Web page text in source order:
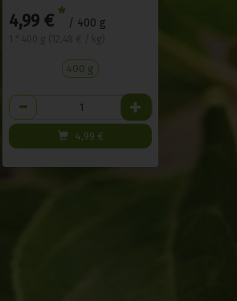
4,99 € * / 400 g
400 g
Anzahl
4,99 €